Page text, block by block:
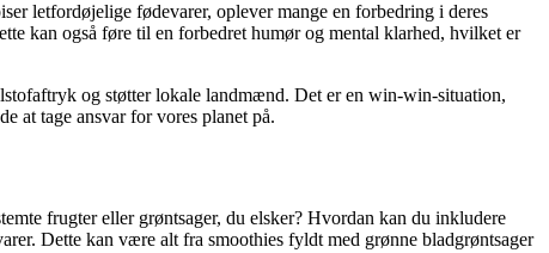
letfordøjelige fødevarer, oplever mange en forbedring i deres
kan også føre til en forbedret humør og mental klarhed, hvilket er
og støtter lokale landmænd. Det er en win-win-situation,
at tage ansvar for vores planet på.
frugter eller grøntsager, du elsker? Hvordan kan du inkludere
Dette kan være alt fra smoothies fyldt med grønne bladgrøntsager